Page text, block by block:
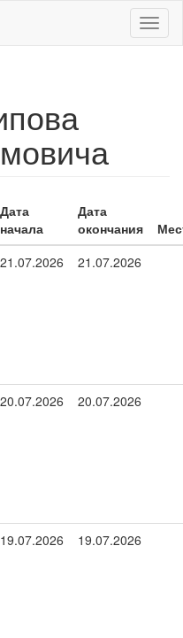
Дата
начала
Дата
окончания
21.07.2026 21.07.2026
20.07.2026 20.07.2026
19.07.2026 19.07.2026